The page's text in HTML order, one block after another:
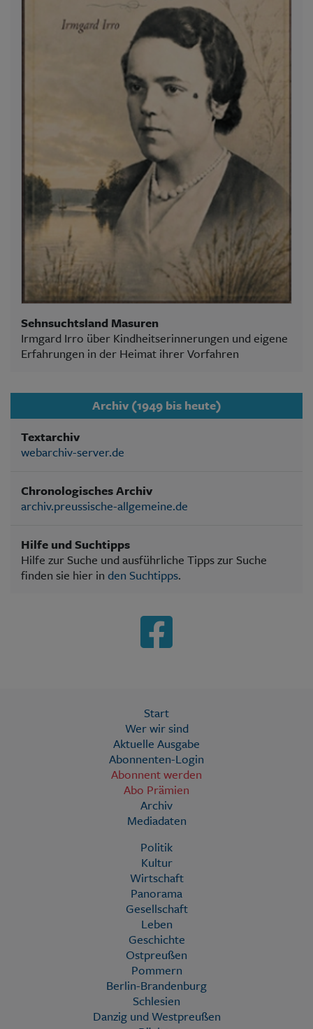
Sehnsuchtsland Masuren
Irmgard Irro über Kindheitserinnerungen und eigene
Erfahrungen in der Heimat ihrer Vorfahren
Archiv (1949 bis heute)
Textarchiv
webarchiv-server.de
Chronologisches Archiv
archiv.preussische-allgemeine.de
Hilfe und Suchtipps
Hilfe zur Suche und ausführliche Tipps zur Suche
finden sie hier in den Suchtipps.
Start
Wer wir sind
Aktuelle Ausgabe
Abonnenten-Login
Abonnent werden
Abo Prämien
Archiv
Mediadaten
Politik
Kultur
Wirtschaft
Panorama
Gesellschaft
Leben
Geschichte
Ostpreußen
Pommern
Berlin-Brandenburg
Schlesien
Danzig und Westpreußen